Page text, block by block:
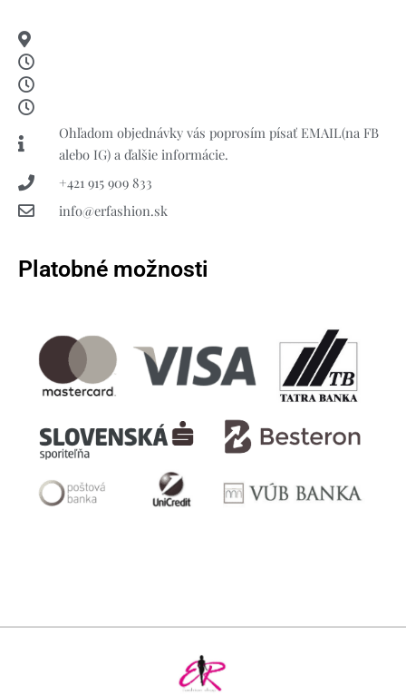
Ohľadom objednávky vás poprosím písať EMAIL(na FB
alebo IG) a ďalšie informácie.
+421 915 909 833
info@erfashion.sk
Platobné možnosti